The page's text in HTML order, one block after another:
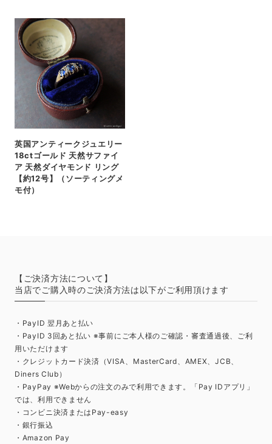
英国アンティークジュエリー
18ctゴールド 天然サファイ
ア 天然ダイヤモンド リング
【約12号】（ソーティングメ
モ付）
【ご決済方法について】
当店でご購入時のご決済方法は以下がご利用頂けます
・PayID 翌月あと払い
・PayID 3回あと払い ※事前にご本人様のご確認・審査通過後、ご利
用いただけます
・クレジットカード決済（VISA、MasterCard、AMEX、JCB、
Diners Club）
・PayPay ※Webからの注文のみで利用できます。「Pay IDアプリ」
では、利用できません
・コンビニ決済またはPay-easy
・銀行振込
・Amazon Pay